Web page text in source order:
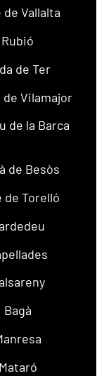
de Vallalta
Rubió
de Ter
Vilamajor
de la Barca
de Besòs
de Torelló
Bagà
Mataró